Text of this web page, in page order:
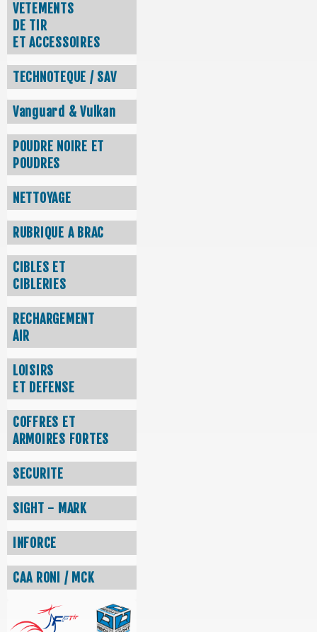
VETEMENTS
DE TIR
ET ACCESSOIRES
TECHNOTEQUE / SAV
Vanguard & Vulkan
POUDRE NOIRE ET
POUDRES
NETTOYAGE
RUBRIQUE A BRAC
CIBLES ET
CIBLERIES
RECHARGEMENT
AIR
LOISIRS
ET DEFENSE
COFFRES ET
ARMOIRES FORTES
SECURITE
SIGHT - MARK
INFORCE
CAA RONI / MCK